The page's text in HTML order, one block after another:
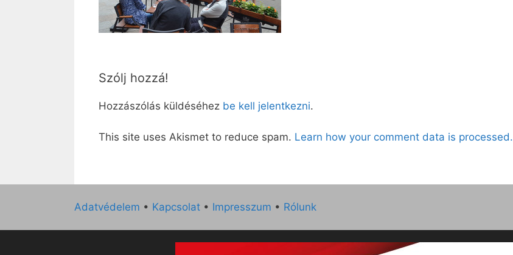
Szólj hozzá!
Hozzászólás küldéséhez be kell jelentkezni.
This site uses Akismet to reduce spam. Learn how your comment data is processed.
Adatvédelem • Kapcsolat • Impresszum • Rólunk